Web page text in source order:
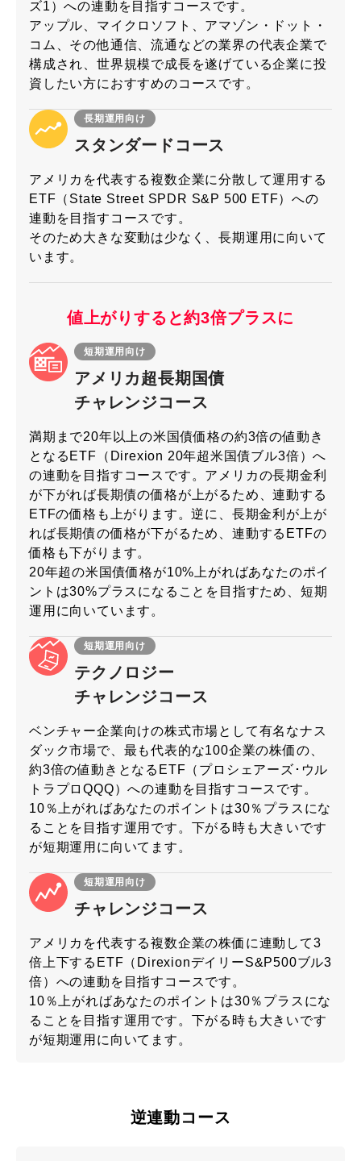
ズ1）への連動を目指すコースです。
アップル、マイクロソフト、アマゾン・ドット・
コム、その他通信、流通などの業界の代表企業で
構成され、世界規模で成長を遂げている企業に投
資したい方におすすめのコースです。
長期運用向け
スタンダードコース
アメリカを代表する複数企業に分散して運用する
ETF（State Street SPDR S&P 500 ETF）への
連動を目指すコースです。
そのため大きな変動は少なく、長期運用に向いて
います。
値上がりすると約3倍プラスに
短期運用向け
アメリカ超長期国債
チャレンジコース
満期まで20年以上の米国債価格の約3倍の値動き
となるETF（Direxion 20年超米国債ブル3倍）へ
の連動を目指すコースです。アメリカの長期金利
が下がれば長期債の価格が上がるため、連動する
ETFの価格も上がります。逆に、長期金利が上が
れば長期債の価格が下がるため、連動するETFの
価格も下がります。
20年超の米国債価格が10%上がればあなたのポイ
ントは30%プラスになることを目指すため、短期
運用に向いています。
短期運用向け
テクノロジー
チャレンジコース
ベンチャー企業向けの株式市場として有名なナス
ダック市場で、最も代表的な100企業の株価の、
約3倍の値動きとなるETF（プロシェアーズ･ウル
トラプロQQQ）への連動を目指すコースです。
10％上がればあなたのポイントは30％プラスにな
ることを目指す運用です。下がる時も大きいです
が短期運用に向いてます。
短期運用向け
チャレンジコース
アメリカを代表する複数企業の株価に連動して3
倍上下するETF（DirexionデイリーS&P500ブル3
倍）への連動を目指すコースです。
10％上がればあなたのポイントは30％プラスにな
ることを目指す運用です。下がる時も大きいです
が短期運用に向いてます。
逆連動コース